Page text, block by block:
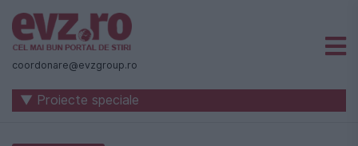
Știri
naționale
internaționale
coordonare@evzgroup.ro
▼ Proiecte speciale